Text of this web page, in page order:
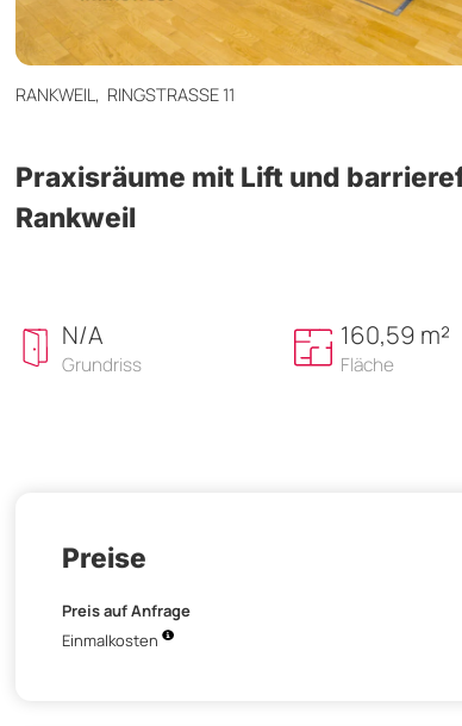
RANKWEIL, RINGSTRASSE 11
Praxisräume mit Lift und
Rankweil
N/A
Grundriss
160,59 m²
Fläche
Preise
Preis auf Anfrage
Einmalkosten